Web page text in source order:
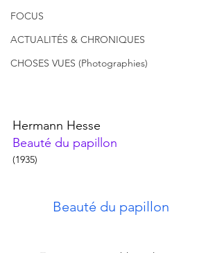
FOCUS
ACTUALITÉS & CHRONIQUES
CHOSES VUES (Photographies)
Hermann Hesse
Beauté du papillon
(1935)
Beauté du papillon